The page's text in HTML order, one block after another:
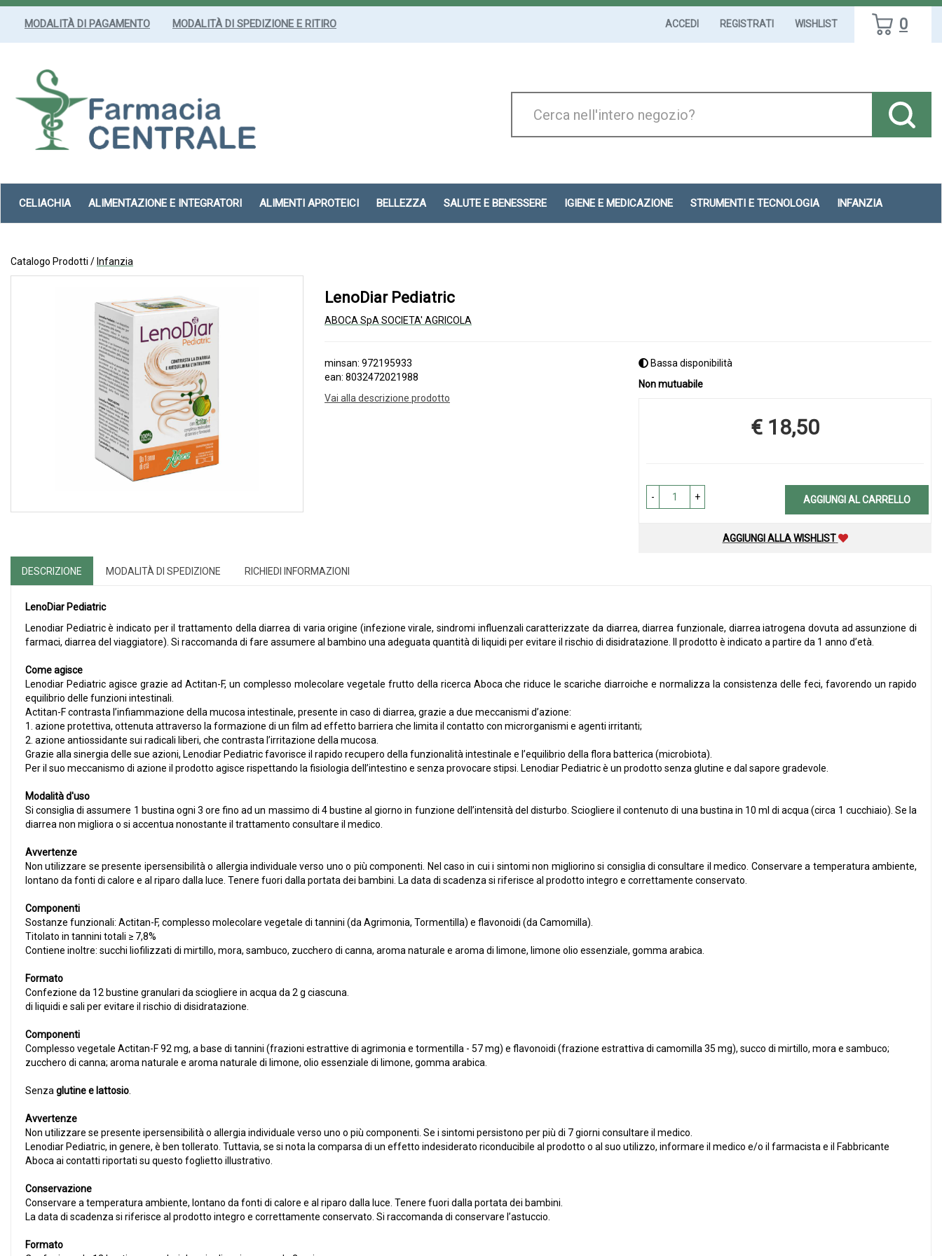
Passa
MODALITÀ DI PAGAMENTO MODALITÀ DI SPEDIZIONE E RITIRO ACCEDI REGISTRATI WISHLIST 0
Prodotto
CELIACHIA ALIMENTAZIONE E INTEGRATORI ALIMENTI APROTEICI BELLEZZA SALUTE E BENESSERE IGIENE E MEDICAZIONE STRUMENTI E TECNOLOGIA INFANZIA
Catalogo Prodotti / Infanzia
LenoDiar Pediatric
ABOCA SpA SOCIETA' AGRICOLA
minsan: 972195933
ean: 8032472021988
Vai alla descrizione prodotto
Bassa disponibilità
Non mutuabile
Prezzo
€ 18,50
- + AGGIUNGI AL CARRELLO
AGGIUNGI ALLA WISHLIST
DESCRIZIONE MODALITÀ DI SPEDIZIONE RICHIEDI INFORMAZIONI
LenoDiar Pediatric
Lenodiar Pediatric è indicato per il trattamento della diarrea di varia origine (infezione virale, sindromi influenzali caratterizzate da diarrea, diarrea funzionale, diarrea iatrogena dovuta ad assunzione di
farmaci, diarrea del viaggiatore). Si raccomanda di fare assumere al bambino una adeguata quantità di liquidi per evitare il rischio di disidratazione. Il prodotto è indicato a partire da 1 anno d’età.
Come agisce
Lenodiar Pediatric agisce grazie ad Actitan-F, un complesso molecolare vegetale frutto della ricerca Aboca che riduce le scariche diarroiche e normalizza la consistenza delle feci, favorendo un rapido
equilibrio delle funzioni intestinali.
Actitan-F contrasta l’infiammazione della mucosa intestinale, presente in caso di diarrea, grazie a due meccanismi d’azione:
1. azione protettiva, ottenuta attraverso la formazione di un film ad effetto barriera che limita il contatto con microrganismi e agenti irritanti;
2. azione antiossidante sui radicali liberi, che contrasta l’irritazione della mucosa.
Grazie alla sinergia delle sue azioni, Lenodiar Pediatric favorisce il rapido recupero della funzionalità intestinale e l’equilibrio della flora batterica (microbiota).
Per il suo meccanismo di azione il prodotto agisce rispettando la fisiologia dell’intestino e senza provocare stipsi. Lenodiar Pediatric è un prodotto senza glutine e dal sapore gradevole.
Modalità d'uso
Si consiglia di assumere 1 bustina ogni 3 ore fino ad un massimo di 4 bustine al giorno in funzione dell’intensità del disturbo. Sciogliere il contenuto di una bustina in 10 ml di acqua (circa 1 cucchiaio). Se la
diarrea non migliora o si accentua nonostante il trattamento consultare il medico.
Avvertenze
Non utilizzare se presente ipersensibilità o allergia individuale verso uno o più componenti. Nel caso in cui i sintomi non migliorino si consiglia di consultare il medico. Conservare a temperatura ambiente,
lontano da fonti di calore e al riparo dalla luce. Tenere fuori dalla portata dei bambini. La data di scadenza si riferisce al prodotto integro e correttamente conservato.
Componenti
Sostanze funzionali: Actitan-F, complesso molecolare vegetale di tannini (da Agrimonia, Tormentilla) e flavonoidi (da Camomilla).
Titolato in tannini totali ≥ 7,8%
Contiene inoltre: succhi liofilizzati di mirtillo, mora, sambuco, zucchero di canna, aroma naturale e aroma di limone, limone olio essenziale, gomma arabica.
Formato
Confezione da 12 bustine granulari da sciogliere in acqua da 2 g ciascuna.
di liquidi e sali per evitare il rischio di disidratazione.
Componenti
Complesso vegetale Actitan-F 92 mg, a base di tannini (frazioni estrattive di agrimonia e tormentilla - 57 mg) e flavonoidi (frazione estrattiva di camomilla 35 mg), succo di mirtillo, mora e sambuco;
zucchero di canna; aroma naturale e aroma naturale di limone, olio essenziale di limone, gomma arabica.
Senza glutine e lattosio
Avvertenze
Non utilizzare se presente ipersensibilità o allergia individuale verso uno o più componenti. Se i sintomi persistono per più di 7 giorni consultare il medico.
Lenodiar Pediatric, in genere, è ben tollerato. Tuttavia, se si nota la comparsa di un effetto indesiderato riconducibile al prodotto o al suo utilizzo, informare il medico e/o il farmacista e il Fabbricante
Aboca ai contatti riportati su questo foglietto illustrativo.
Conservazione
Conservare a temperatura ambiente, lontano da fonti di calore e al riparo dalla luce. Tenere fuori dalla portata dei bambini.
La data di scadenza si riferisce al prodotto integro e correttamente conservato. Si raccomanda di conservare l’astuccio.
Formato